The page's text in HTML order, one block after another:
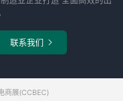
联系我们 
商展(CCBEC)